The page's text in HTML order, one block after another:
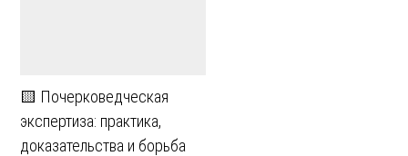
🟨 Почерковедческая
экспертиза: практика,
доказательства и борьба